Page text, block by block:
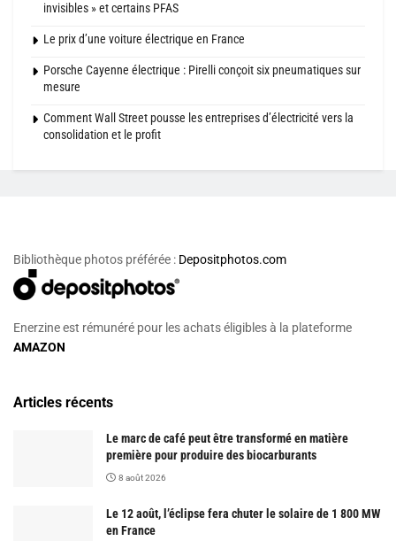
invisibles » et certains PFAS
Le prix d’une voiture électrique en France
Porsche Cayenne électrique : Pirelli conçoit six pneumatiques sur
mesure
Comment Wall Street pousse les entreprises d’électricité vers la
consolidation et le profit
Bibliothèque photos préférée : Depositphotos.com
Enerzine est rémunéré pour les achats éligibles à la plateforme
AMAZON
Articles récents
Le marc de café peut être transformé en matière
première pour produire des biocarburants
8 août 2026
Le 12 août, l’éclipse fera chuter le solaire de 1 800 MW
en France